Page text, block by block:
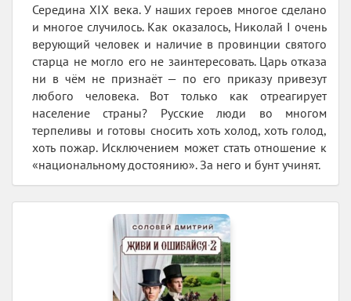
Середина XIX века. У наших героев многое сделано
и многое случилось. Как оказалось, Николай I очень
верующий человек и наличие в провинции святого
старца не могло его не заинтересовать. Царь отказа
ни в чём не признаёт — по его приказу привезут
любого человека. Вот только как отреагирует
население страны? Русские люди во многом
терпеливы и готовы сносить хоть холод, хоть голод,
хоть пожар. Исключением может стать отношение к
«национальному достоянию». За него и бунт учинят.